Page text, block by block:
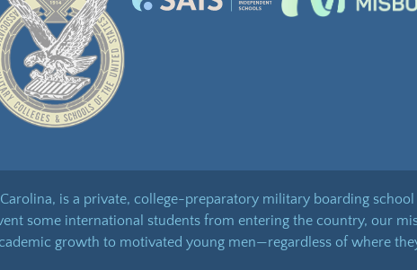
is a private, college-preparatory military boarding
some international students from entering the country, our
growth to motivated young men—regardless of where